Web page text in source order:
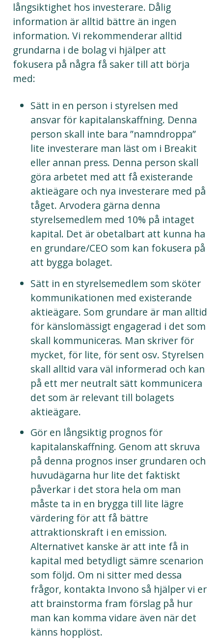
långsiktighet hos investerare. Dålig
information är alltid bättre än ingen
information. Vi rekommenderar alltid
grundarna i de bolag vi hjälper att
fokusera på några få saker till att börja
med:
Sätt in en person i styrelsen med
ansvar för kapitalanskaffning. Denna
person skall inte bara ”namndroppa”
lite investerare man läst om i Breakit
eller annan press. Denna person skall
göra arbetet med att få existerande
aktieägare och nya investerare med på
tåget. Arvodera gärna denna
styrelsemedlem med 10% på intaget
kapital. Det är obetalbart att kunna ha
en grundare/CEO som kan fokusera på
att bygga bolaget.
Sätt in en styrelsemedlem som sköter
kommunikationen med existerande
aktieägare. Som grundare är man alltid
för känslomässigt engagerad i det som
skall kommuniceras. Man skriver för
mycket, för lite, för sent osv. Styrelsen
skall alltid vara väl informerad och kan
på ett mer neutralt sätt kommunicera
det som är relevant till bolagets
aktieägare.
Gör en långsiktig prognos för
kapitalanskaffning. Genom att skruva
på denna prognos inser grundaren och
huvudägarna hur lite det faktiskt
påverkar i det stora hela om man
måste ta in en brygga till lite lägre
värdering för att få bättre
attraktionskraft i en emission.
Alternativet kanske är att inte få in
kapital med betydligt sämre scenarion
som följd. Om ni sitter med dessa
frågor, kontakta Invono så hjälper vi er
att brainstorma fram förslag på hur
man kan komma vidare även när det
känns hopplöst.